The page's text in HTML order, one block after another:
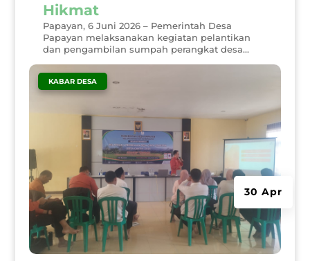
Hikmat
Papayan, 6 Juni 2026 – Pemerintah Desa
Papayan melaksanakan kegiatan pelantikan
dan pengambilan sumpah perangkat desa...
30 Apr
KABAR DESA